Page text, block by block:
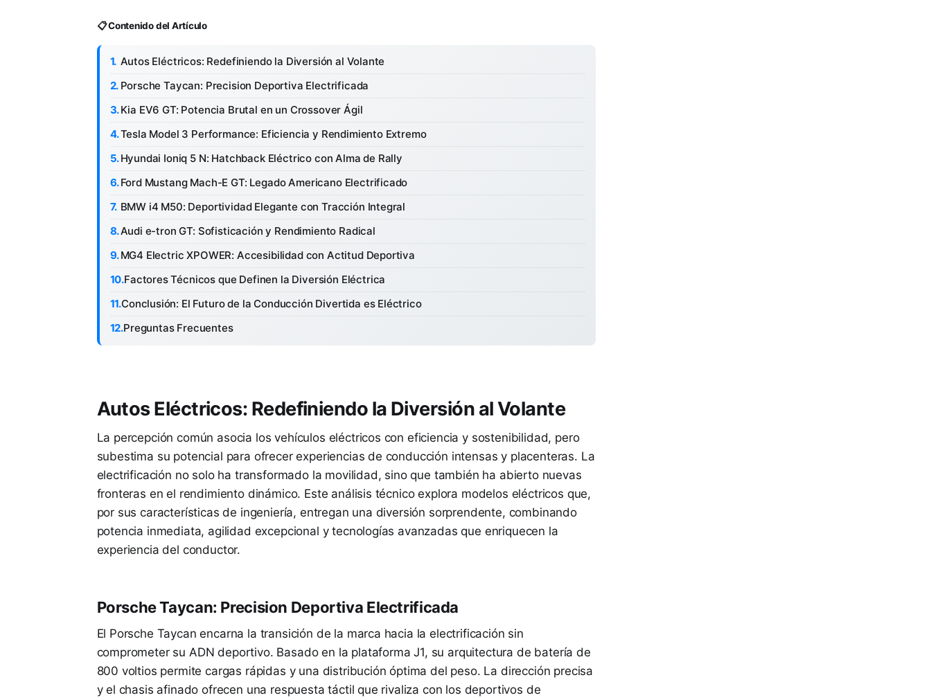
📋 Contenido del Artículo
Autos Eléctricos: Redefiniendo la Diversión al Volante
Porsche Taycan: Precision Deportiva Electrificada
Kia EV6 GT: Potencia Brutal en un Crossover Ágil
Tesla Model 3 Performance: Eficiencia y Rendimiento Extremo
Hyundai Ioniq 5 N: Hatchback Eléctrico con Alma de Rally
Ford Mustang Mach-E GT: Legado Americano Electrificado
BMW i4 M50: Deportividad Elegante con Tracción Integral
Audi e-tron GT: Sofisticación y Rendimiento Radical
MG4 Electric XPOWER: Accesibilidad con Actitud Deportiva
Factores Técnicos que Definen la Diversión Eléctrica
Conclusión: El Futuro de la Conducción Divertida es Eléctrico
Preguntas Frecuentes
Autos Eléctricos: Redefiniendo la Diversión al Volante
La percepción común asocia los vehículos eléctricos con eficiencia y sostenibilidad, pero
subestima su potencial para ofrecer experiencias de conducción intensas y placenteras. La
electrificación no solo ha transformado la movilidad, sino que también ha abierto nuevas
fronteras en el rendimiento dinámico. Este análisis técnico explora modelos eléctricos que,
por sus características de ingeniería, entregan una diversión sorprendente, combinando
potencia inmediata, agilidad excepcional y tecnologías avanzadas que enriquecen la
experiencia del conductor.
Porsche Taycan: Precision Deportiva Electrificada
El Porsche Taycan encarna la transición de la marca hacia la electrificación sin
comprometer su ADN deportivo. Basado en la plataforma J1, su arquitectura de batería de
800 voltios permite cargas rápidas y una distribución óptima del peso. La dirección precisa
y el chasis afinado ofrecen una respuesta táctil que rivaliza con los deportivos de